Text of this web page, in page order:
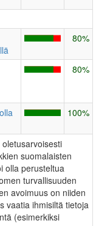
80%
80%
100%
suomalaisten
olla perusteltua
turvallisuuden
avoimuus on niiden
vaatia ihmisiltä tietoja
(esimerkiksi